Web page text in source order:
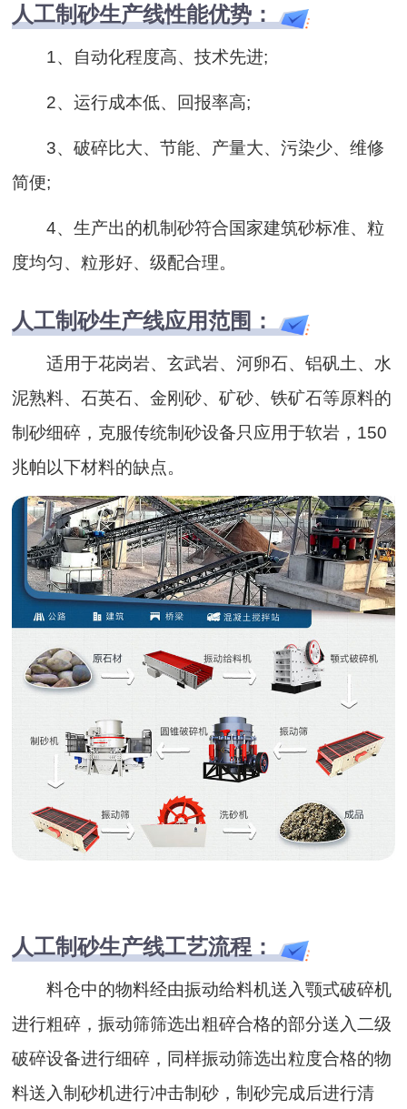
人工制砂生产线性能优势：
1、自动化程度高、技术先进;
2、运行成本低、回报率高;
3、破碎比大、节能、产量大、污染少、维修
简便;
4、生产出的机制砂符合国家建筑砂标准、粒
度均匀、粒形好、级配合理。
人工制砂生产线应用范围：
适用于花岗岩、玄武岩、河卵石、铝矾土、水
泥熟料、石英石、金刚砂、矿砂、铁矿石等原料的
制砂细碎，克服传统制砂设备只应用于软岩，150
兆帕以下材料的缺点。
人工制砂生产线工艺流程：
料仓中的物料经由振动给料机送入颚式破碎机
进行粗碎，振动筛筛选出粗碎合格的部分送入二级
破碎设备进行细碎，同样振动筛选出粒度合格的物
料送入制砂机进行冲击制砂，制砂完成后进行清